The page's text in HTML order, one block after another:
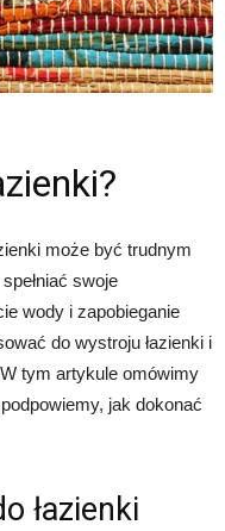
może być trudnym
swoje
wody i zapobieganie
do wystroju łazienki i
tym artykule omówimy
jak dokonać
łazienki